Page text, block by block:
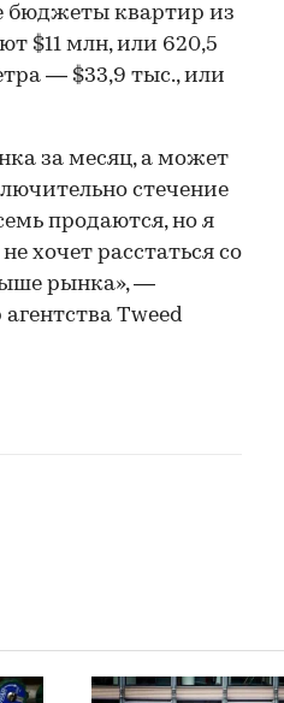
бюджеты квартир из
$11 млн, или 620,5
— $33,9 тыс., или
за месяц, а может
стечение
продаются, но я
хочет расстаться со
рынка», —
Tweed